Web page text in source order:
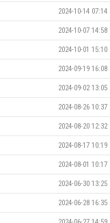
2024-10-14 07:14
2024-10-07 14:58
2024-10-01 15:10
2024-09-19 16:08
2024-09-02 13:05
2024-08-26 10:37
2024-08-20 12:32
2024-08-17 10:19
2024-08-01 10:17
2024-06-30 13:25
2024-06-28 16:35